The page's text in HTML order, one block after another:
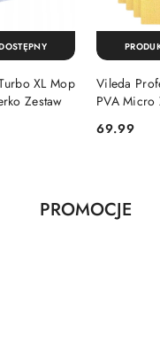
XL Mop
Zestaw
Vileda
PVA Micro
Cena:
69.99
produktów
Produkty
PROMOCJE